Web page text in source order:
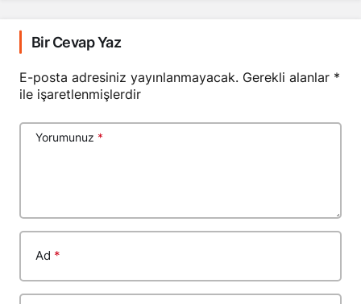
Bir Cevap Yaz
E-posta adresiniz yayınlanmayacak. Gerekli alanlar *
ile işaretlenmişlerdir
Yorumunuz *
Ad *